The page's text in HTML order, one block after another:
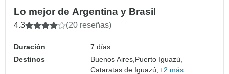
Lo mejor de Argentina y Brasil
4.3 (20 reseñas)
Duración
7 días
Destinos
Buenos Aires, Puerto Iguazú,
Cataratas de Iguazú, +2 más